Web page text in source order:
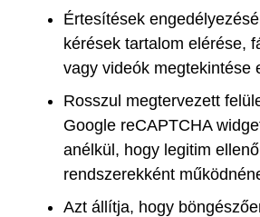
Értesítések
kérések tartalom elérése,
vagy videók megtekintése
Rosszul megtervezett
Google reCAPTCHA
anélkül, hogy legitim
rendszerekként
Azt állítja, hogy